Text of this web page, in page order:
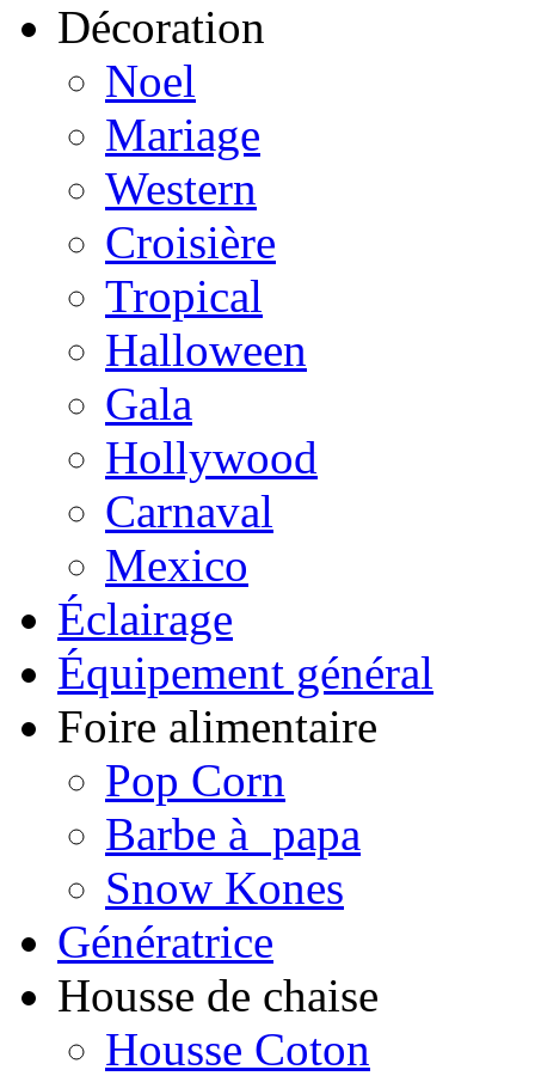
Décoration
Noel
Mariage
Western
Croisière
Tropical
Halloween
Gala
Hollywood
Carnaval
Mexico
Éclairage
Équipement général
Foire alimentaire
Pop Corn
Barbe à papa
Snow Kones
Génératrice
Housse de chaise
Housse Coton